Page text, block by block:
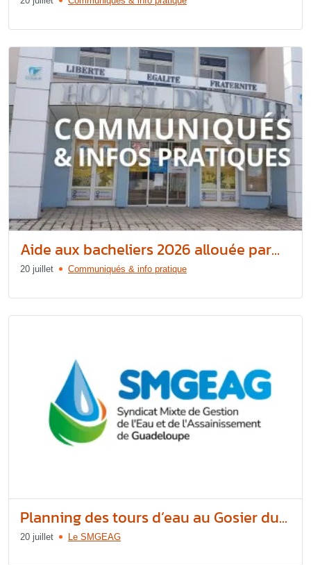
Aide aux bacheliers 2026 allouée par...
20 juillet Communiqués & info pratique
Planning des tours d’eau au Gosier du...
20 juillet Le SMGEAG